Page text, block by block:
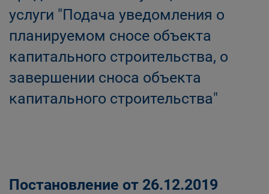
услуги "Подача уведомления о
планируемом сносе объекта
капитального строительства, о
завершении сноса объекта
капитального строительства"
Постановление от 26.12.2019